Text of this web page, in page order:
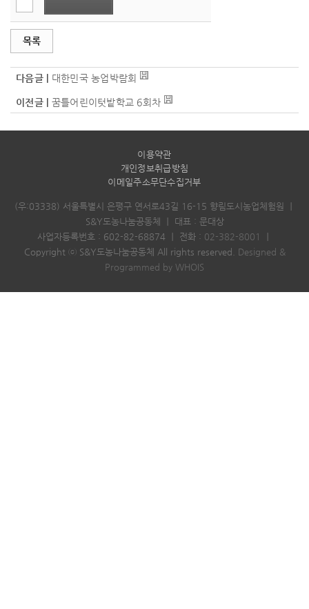
목록
다음글 | 대한민국 농업박람회
이전글 | 꿈틀어린이텃밭학교 6회차
이용약관
개인정보취급방침
이메일주소무단수집거부
(우:03338) 서울특별시 은평구 연서로43길 16-15 향림도시농업체험원
S&Y도농나눔공동체
대표 : 문대상
사업자등록번호 : 602-82-68874
전화 : 02-382-8001
Copyright ⓒ S&Y도농나눔공동체 All rights reserved. Designed &
Programmed by WHOIS